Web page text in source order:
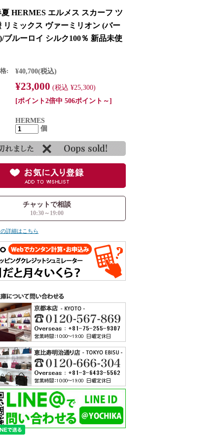
夏 HERMES エルメス スカーフ ツ
リミックス ヴァーミリオン (バー
ブルーロイ シルク100％ 新品未使
: ¥40,700(税込)
¥23,000 (税込 ¥25,300)
[ポイント2倍中 506ポイント～]
HERMES
個
チャットで相談
10:30～19:00
詳細はこちら